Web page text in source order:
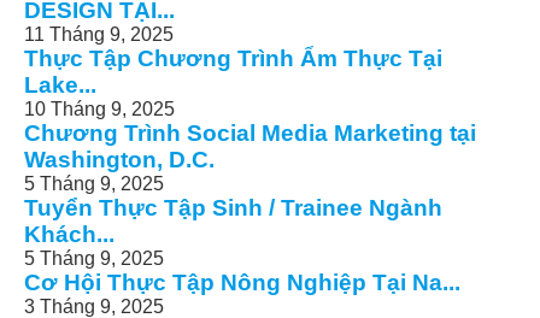
DESIGN TẠI...
11 Tháng 9, 2025
Thực Tập Chương Trình Ẩm Thực Tại
Lake...
10 Tháng 9, 2025
Chương Trình Social Media Marketing tại
Washington, D.C.
5 Tháng 9, 2025
Tuyển Thực Tập Sinh / Trainee Ngành
Khách...
5 Tháng 9, 2025
Cơ Hội Thực Tập Nông Nghiệp Tại Na...
3 Tháng 9, 2025